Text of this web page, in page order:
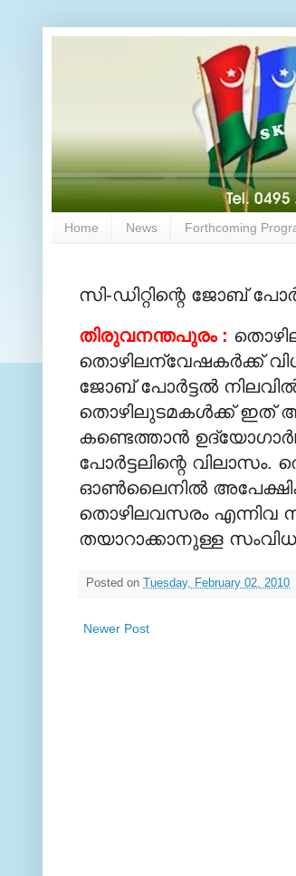
Home News Forthcoming
സി-ഡിറ്റിന്റെ ജോബ്
തിരുവനന്തപുരം :
തൊഴിലന്വേഷകര്‍ക്ക്
ജോബ് പോര്‍ട്ടല്‍
തൊഴിലുടമകള്‍ക്ക് ഇത്
കണ്ടെത്താന്‍
പോര്‍ട്ടലിന്റെ
ഓണ്‍ലൈനില്‍
തൊഴിലവസരം
തയാറാക്കാനുള്ള
Posted on Tuesday, February 02, 2010
Newer Post